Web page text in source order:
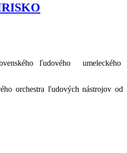
ľudového umeleckého
orchestra ľudových nástrojov od